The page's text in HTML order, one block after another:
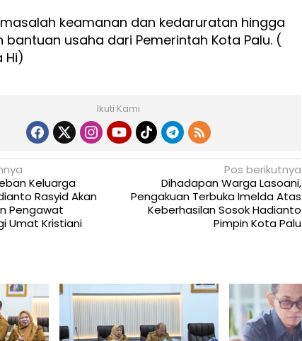
keamanan dan kedaruratan hingga
bantuan usaha dari Pemerintah Kota Palu. (
Hi)
Ikuti Kami
Keluarga
Rasyid Akan
Pengawat
Umat Kristiani
Pos berikutnya
Dihadapan Warga Lasoani,
Pengakuan Terbuka Imelda Atas
Keberhasilan Sosok Hadianto
Pimpin Kota Palu